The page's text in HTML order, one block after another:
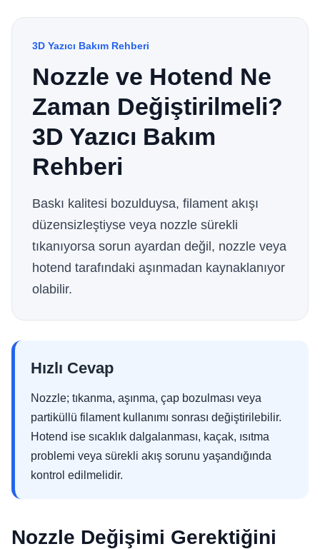
3D Yazıcı Bakım Rehberi
Nozzle ve Hotend Ne
Zaman Değiştirilmeli?
3D Yazıcı Bakım
Rehberi
Baskı kalitesi bozulduysa, filament akışı
düzensizleştiyse veya nozzle sürekli
tıkanıyorsa sorun ayardan değil, nozzle veya
hotend tarafındaki aşınmadan kaynaklanıyor
olabilir.
Hızlı Cevap
Nozzle; tıkanma, aşınma, çap bozulması veya
partiküllü filament kullanımı sonrası değiştirilebilir.
Hotend ise sıcaklık dalgalanması, kaçak, ısıtma
problemi veya sürekli akış sorunu yaşandığında
kontrol edilmelidir.
Nozzle Değişimi Gerektiğini